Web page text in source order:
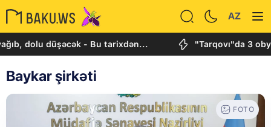
AZ
dolu düşəcək - Bu tarixdən... "Tarqovı"da 3
Baykar şirkəti
FOTO